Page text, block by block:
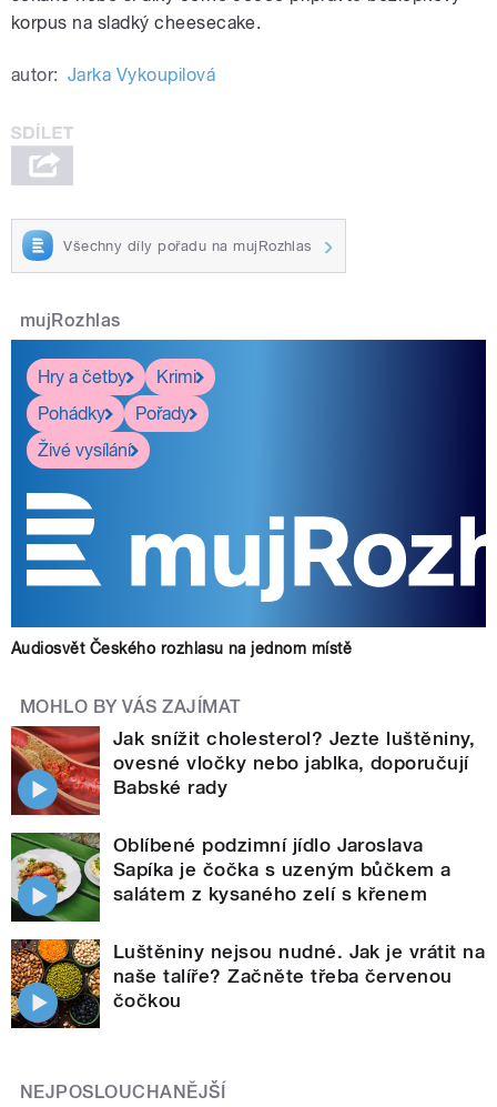
korpus na sladký cheesecake.
autor: Jarka Vykoupilová
Všechny díly pořadu na mujRozhlas
mujRozhlas
Hry a četby
Krimi
Pohádky
Pořady
Živé vysílání
Audiosvět Českého rozhlasu na jednom místě
MOHLO BY VÁS ZAJÍMAT
Jak snížit cholesterol? Jezte luštěniny,
ovesné vločky nebo jablka, doporučují
Babské rady
Oblíbené podzimní jídlo Jaroslava
Sapíka je čočka s uzeným bůčkem a
salátem z kysaného zelí s křenem
Luštěniny nejsou nudné. Jak je vrátit na
naše talíře? Začněte třeba červenou
čočkou
NEJPOSLOUCHANĚJŠÍ